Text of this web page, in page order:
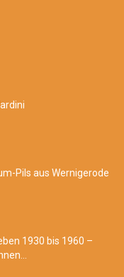
Pils aus Wernigerode
1930 bis 1960 –